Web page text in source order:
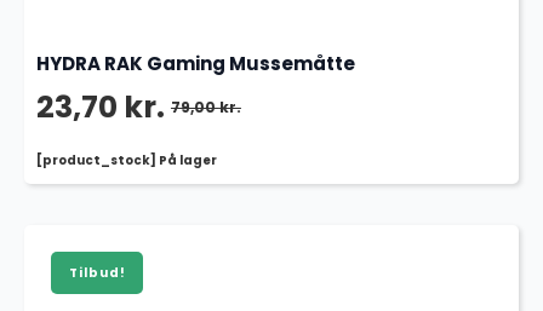
[product_stock] På lager
HYDRA RAK Gaming Mussemåtte
79,00kr.
Den
oprindelige
var:
23,70 kr.
Den
aktuelle
er:Tilbud!